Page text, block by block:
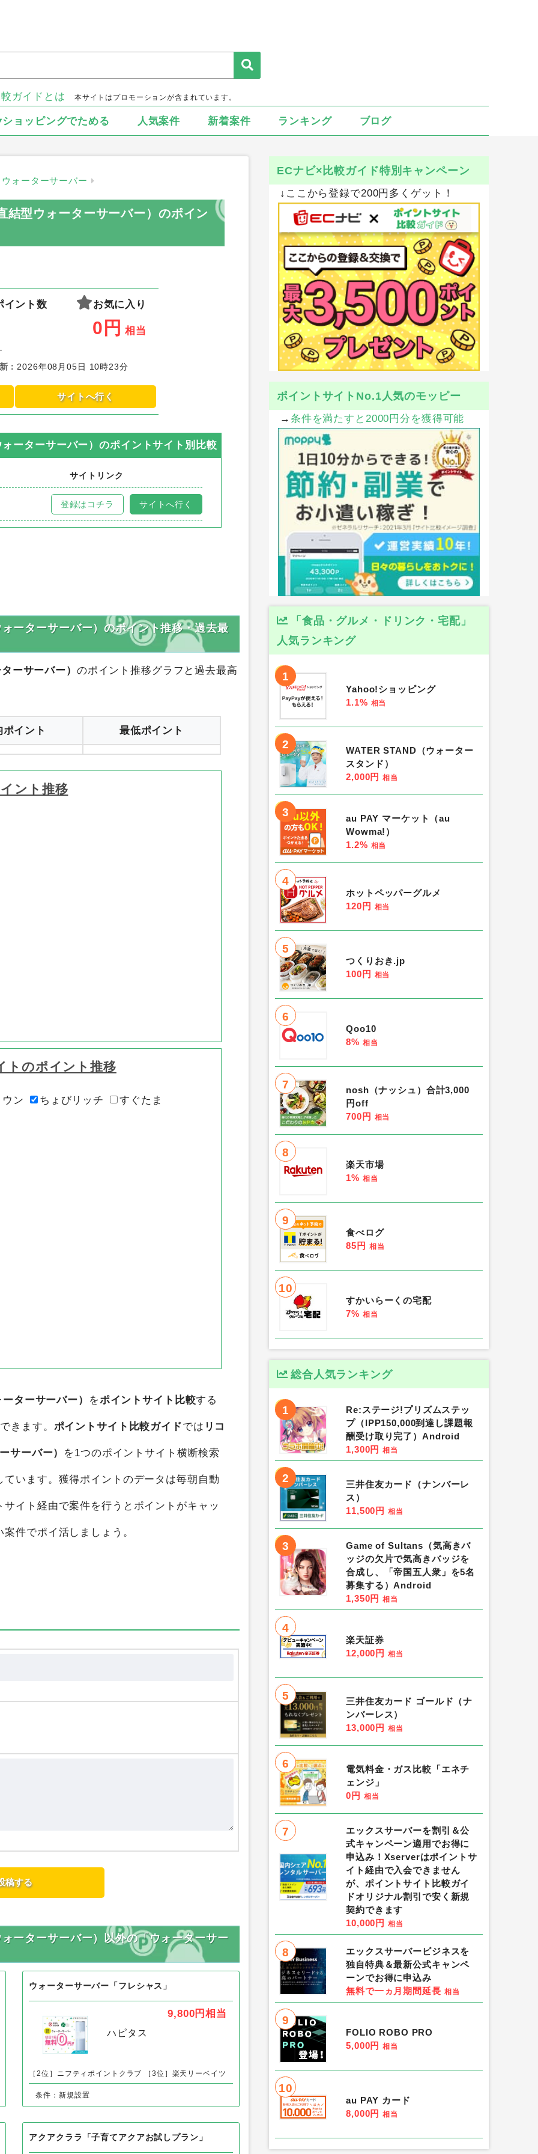
ガイドとは 本サイトはプロモーションが含まれています。
ショッピングでためる 人気案件 新着案件 ランキング ブログ
ウォーターサーバー
結型ウォーターサーバー）のポイン
イント数 お気に入り
0 円 相当
-
： 2026年08月05日 10時23分
サイトへ行く
ーターサーバー）のポイントサイト別比較
サイトリンク
登録はコチラ サイトへ行く
ーターサーバー）のポイント推移・過去最
ーサーバー） のポイント推移グラフと過去最高
ポイント 最低ポイント
ント推移
トのポイント推移
ン ちょびリッチ
すぐたま
ターサーバー） をポイントサイト比較する
きます。 ポイントサイト比較ガイドでは リコ
サーバー） を1つのポイントサイト横断検索
います。獲得ポイントのデータは毎朝自動
イト経由で案件を行うとポイントがキャッ
件でポイ活しましょう。
ーターサーバー）以外の「ウォーターサー
ウォーターサーバー「フレシャス」
9,800円相当
ハピタス
［2位］ニフティポイントクラブ ［3位］楽天リーベイツ
条件：新規設置
アクアクララ「子育てアクアお試しプラン」
ECナビ×比較ガイド特別キャンペーン
↓ここから登録で200円多くゲット！
ポイントサイトNo.1人気のモッピー
→ 条件を満たすと2000円分を獲得可能
「食品・グルメ・ドリンク・宅配」
人気ランキング
1
Yahoo!ショッピング
1.1% 相当
2
WATER STAND（ウォーター
スタンド）
2,000円 相当
3
au PAY マーケット（au
Wowma!）
1.2% 相当
4
ホットペッパーグルメ
120円 相当
5
つくりおき.jp
100円 相当
6
Qoo10
8% 相当
7
nosh（ナッシュ）合計3,000
円off
700円 相当
8
楽天市場
1% 相当
9
食べログ
85円 相当
10
すかいらーくの宅配
7% 相当
総合人気ランキング
1
Re:ステージ!プリズムステッ
プ（IPP150,000到達し課題報
酬受け取り完了）Android
1,300円 相当
2
三井住友カード（ナンバーレ
ス）
11,500円 相当
3
Game of Sultans（気高きバ
ッジの欠片で気高きバッジを
合成し、「帝国五人衆」を5名
募集する）Android
1,350円 相当
4
楽天証券
12,000円 相当
5
三井住友カード ゴールド（ナ
ンバーレス）
13,000円 相当
6
電気料金・ガス比較「エネチ
ェンジ」
0円 相当
7
エックスサーバーを割引＆公
式キャンペーン適用でお得に
申込み！Xserverはポイントサ
イト経由で入会できません
が、ポイントサイト比較ガイ
ドオリジナル割引で安く新規
契約できます
10,000円 相当
8
エックスサーバービジネスを
独自特典＆最新公式キャンペ
ーンでお得に申込み
無料で一ヵ月期間延長 相当
9
FOLIO ROBO PRO
5,000円 相当
10
au PAY カード
8,000円 相当